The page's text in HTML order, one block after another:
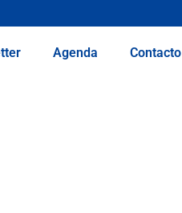
Agenda Contacto